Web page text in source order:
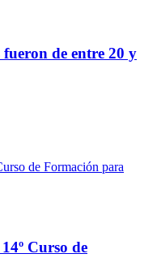
fueron de entre 20 y
Curso de